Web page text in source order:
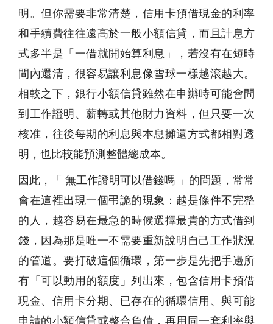
明。但你需要非常清楚，信用卡預借現金的利率
和手續費往往遠高於一般小額信貸，而且計息方
式多半是「一借就開始算利息」，若沒有在短時
間內還清，很容易讓利息像雪球一樣越滾越大。
相較之下，銀行小額信貸雖然在申辦時可能會問
到工作證明、薪轉或其他財力資料，但只要一次
核准，往後每期的利息與本息攤還方式都相對透
明，也比較能預測整體總成本。
因此，「 無工作證明可以借錢嗎 」的問題，常常
會在這裡出現一個弔詭的現象：越是條件不完整
的人，越容易在最急的時候選擇最貴的方式借到
錢，因為那是唯一不需要重新說明自己工作狀況
的管道。要打破這個循環，第一步是先把手邊所
有「可以動用的額度」列出來，包含信用卡預借
現金、信用卡分期、已存在的循環信用、與可能
申請的小額信貸或整合負債，再用同一套利率與